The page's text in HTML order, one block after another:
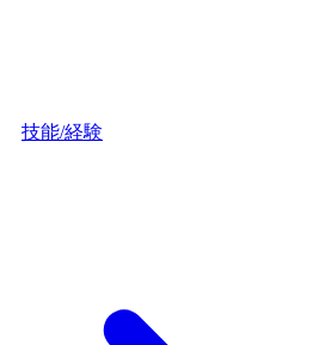
技能/経験